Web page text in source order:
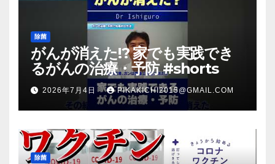
除菌
がんが消えた!? 家でも実践でき
るがんの治療・予防 #shorts
2026年7月4日 PIKAKICHI2015@GMAIL.COM
除菌